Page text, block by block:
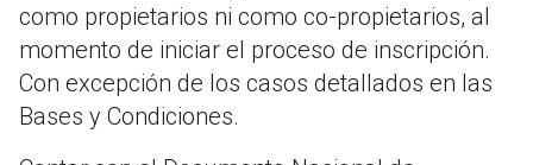
como propietarios ni como co-propietarios, al
momento de iniciar el proceso de inscripción.
Con excepción de los casos detallados en las
Bases y Condiciones.